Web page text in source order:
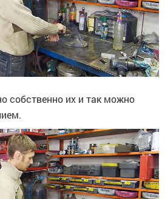
собственно их и так можно